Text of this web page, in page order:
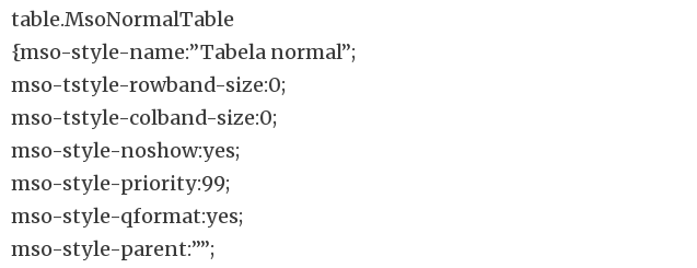
table.MsoNormalTable
{mso-style-name:”Tabela normal”;
mso-tstyle-rowband-size:0;
mso-tstyle-colband-size:0;
mso-style-noshow:yes;
mso-style-priority:99;
mso-style-qformat:yes;
mso-style-parent:””;